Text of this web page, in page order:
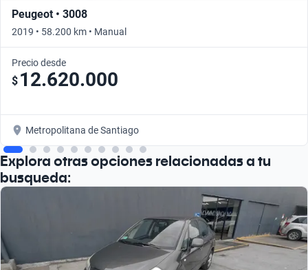
Peugeot • 3008
2019 • 58.200 km • Manual
Precio desde
$ 12.620.000
Metropolitana de Santiago
Explora otras opciones relacionadas a tu
busqueda: